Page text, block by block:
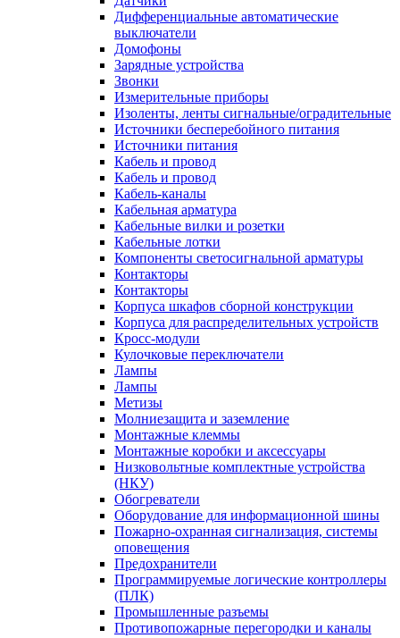
Дифференциальные автоматические
выключатели
Домофоны
Зарядные устройства
Звонки
Измерительные приборы
Изоленты, ленты сигнальные/оградительные
Источники бесперебойного питания
Источники питания
Кабель и провод
Кабель и провод
Кабель-каналы
Кабельная арматура
Кабельные вилки и розетки
Кабельные лотки
Компоненты светосигнальной арматуры
Контакторы
Контакторы
Корпуса шкафов сборной конструкции
Корпуса для распределительных устройств
Кросс-модули
Кулочковые переключатели
Лампы
Лампы
Метизы
Молниезащита и заземление
Монтажные клеммы
Монтажные коробки и аксессуары
Низковольтные комплектные устройства
(НКУ)
Обогреватели
Оборудование для информационной шины
Пожарно-охранная сигнализация, системы
оповещения
Предохранители
Программируемые логические контроллеры
(ПЛК)
Промышленные разъемы
Противопожарные перегородки и каналы